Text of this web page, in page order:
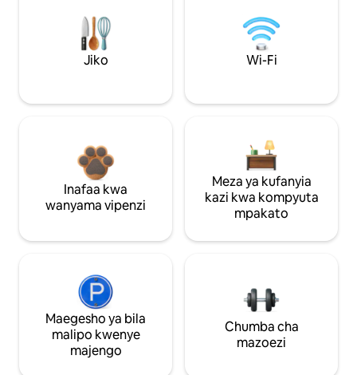
Jiko Wi-Fi
Inafaa kwa
wanyama vipenzi
Meza ya kufanyia
kazi kwa kompyuta
mpakato
Maegesho ya bila
malipo kwenye
majengo
Chumba cha
mazoezi